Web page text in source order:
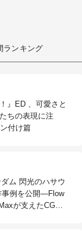
ランキング
』ED 、可愛さと
ちの表現に注
付け篇
ム 閃光のハサウ
事例を公開―Flow
が支えたCG制